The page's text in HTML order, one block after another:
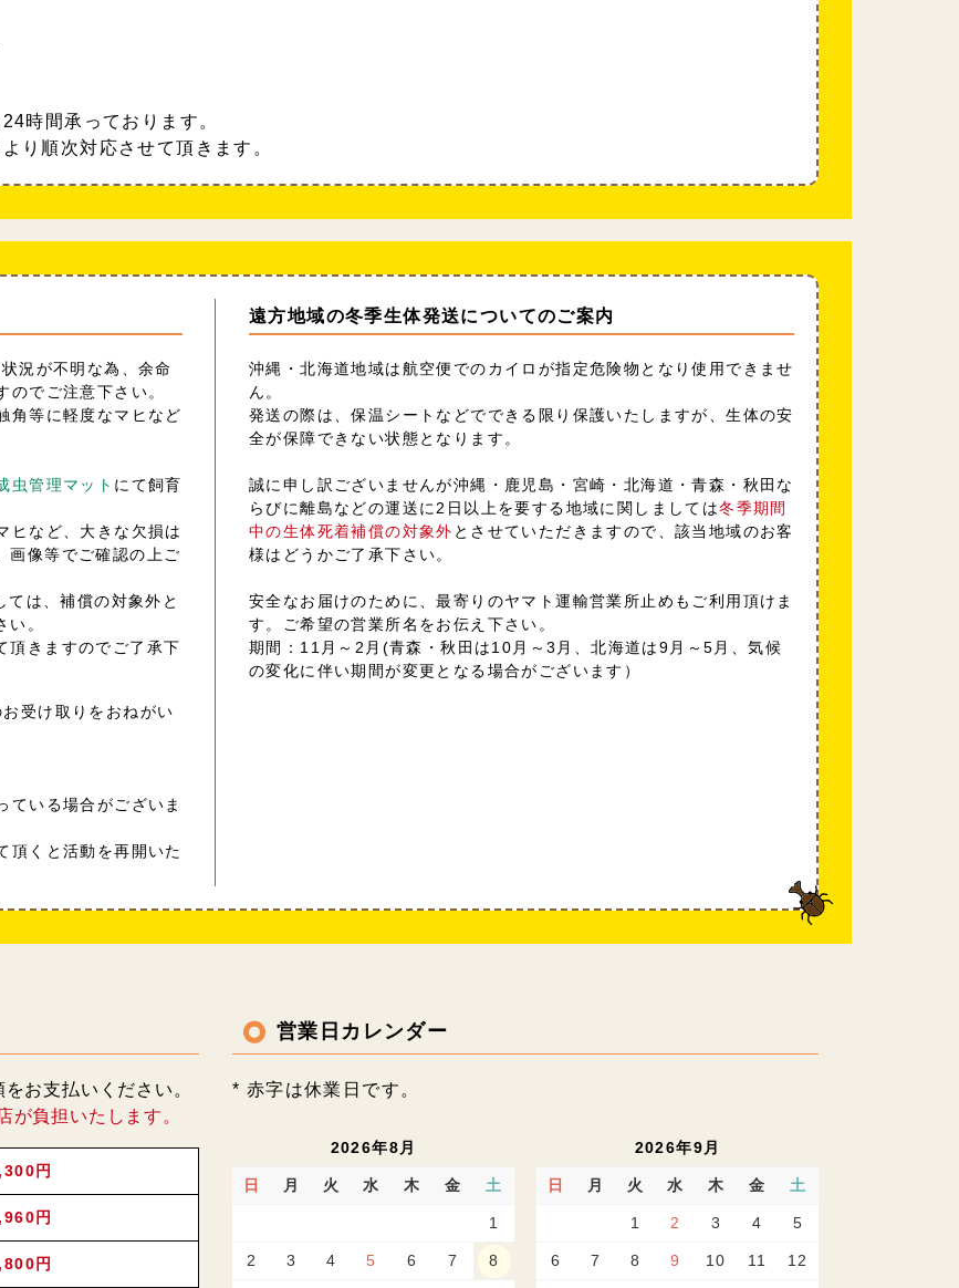
時間承っております。
り順次対応させて頂きます。
況が不明な為、余命
でご注意下さい。
角等に軽度なマヒなど
虫管理マット にて飼育
ヒなど、大きな欠損は
画像等でご確認の上ご
は、補償の対象外と
。
頂きますのでご了承下
受け取りをおねがい
ている場合がございま
頂くと活動を再開いた
遠方地域の冬季生体発送についてのご案内
沖縄・北海道地域は航空便でのカイロが指定危険物となり使用できませ
ん。
発送の際は、保温シートなどでできる限り保護いたしますが、生体の安
全が保障できない状態となります。
誠に申し訳ございませんが沖縄・鹿児島・宮崎・北海道・青森・秋田な
らびに離島などの運送に2日以上を要する地域に関しましては冬季期間
中の生体死着補償の対象外 とさせていただきますので、該当地域のお客
様はどうかご了承下さい。
安全なお届けのために、最寄りのヤマト運輸営業所止めもご利用頂けま
す。ご希望の営業所名をお伝え下さい。
期間：11月～2月(青森・秋田は10月～3月、北海道は9月～5月、気候
の変化に伴い期間が変更となる場合がございます）
お支払いください。
が負担いたします。
円
円
円
営業日カレンダー
* 赤字は休業日です。
2026年8月
日 月 火 水 木 金 土
1
2 3 4 5 6 7 8
2026年9月
日 月 火 水 木 金 土
1 2 3 4 5
6 7 8 9 10 11 12